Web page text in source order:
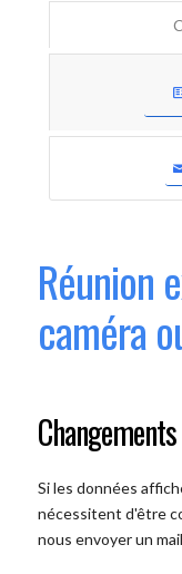
Réunion
caméra
Si les données
nécessitent d'être
nous envoyer un